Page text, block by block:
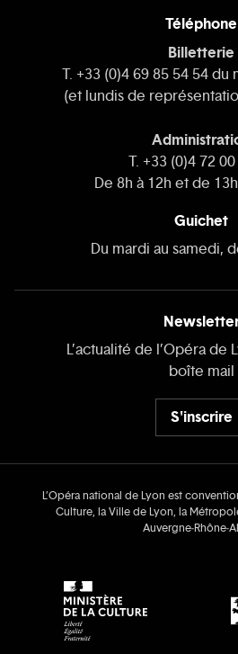
Téléphone
Billetterie
T. +33 (0)4 69 85 54 54 du
(et lundis de
T. +33 (0)4 72
De 8h à 12h et de
Guichet
Du mardi au samedi,
L’actualité de l’Opéra de
boîte mail
S'inscrire
L’Opéra national de Lyon est
Culture, la Ville de Lyon, la